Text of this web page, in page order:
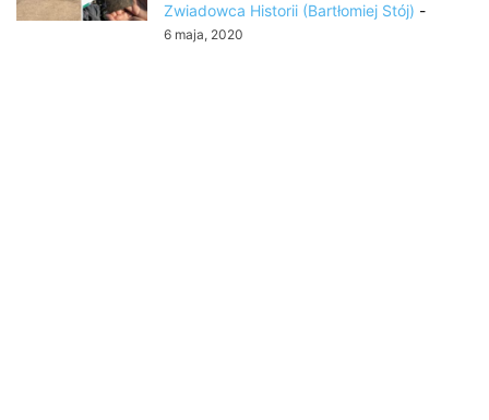
Zwiadowca Historii (Bartłomiej Stój) -
6 maja, 2020